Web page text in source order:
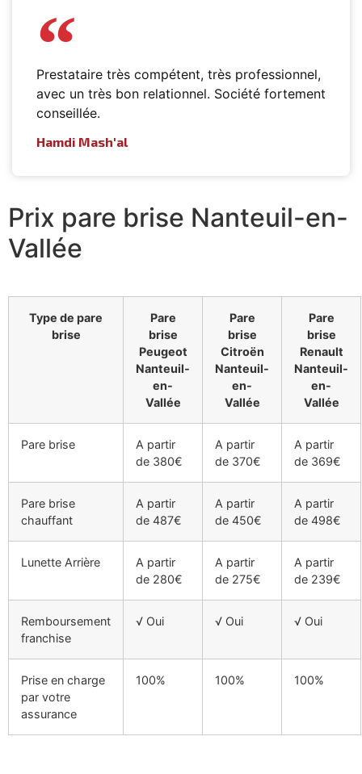
Prestataire très compétent, très professionnel,
avec un très bon relationnel. Société fortement
conseillée.
Hamdi Mash'al
Prix pare brise Nanteuil-en-
Vallée
Type de pare
brise
Pare
brise
Peugeot
Nanteuil-
en-
Vallée
Pare
brise
Citroën
Nanteuil-
en-
Vallée
Pare
brise
Renault
Nanteuil-
en-
Vallée
Pare brise
A partir
de 380€
A partir
de 370€
A partir
de 369€
Pare brise
chauffant
A partir
de 487€
A partir
de 450€
A partir
de 498€
Lunette Arrière
A partir
de 280€
A partir
de 275€
A partir
de 239€
Remboursement
franchise
√ Oui √ Oui √ Oui
Prise en charge
par votre
assurance
100% 100% 100%